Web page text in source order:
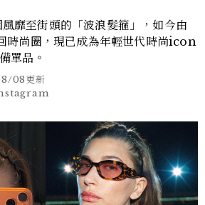
靡至街頭的「波浪髮箍」，如今由
尚圈，現已成為年輕世代時尚icon
單品。
08更新